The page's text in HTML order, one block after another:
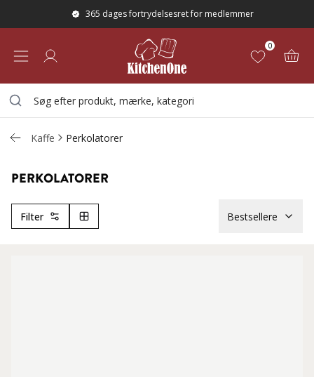
365 dages fortrydelsesret for medlemmer
0
Kaffe Perkolatorer
PERKOLATORER
Filter Bestsellere